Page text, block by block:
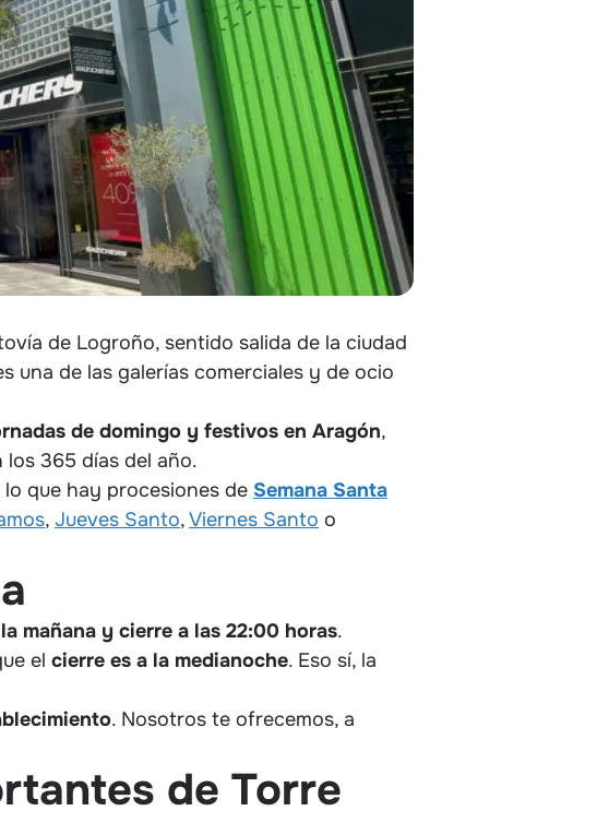
de Logroño, sentido salida de la ciudad
una de las galerías comerciales y de ocio
de domingo y festivos en Aragón,
los 365 días del año.
que hay procesiones de Semana Santa
, Jueves Santo,Viernes Santo o
mañana y cierre a las 22:00 horas.
el cierre es a la medianoche. Eso sí, la
. Nosotros te ofrecemos, a
de Torre